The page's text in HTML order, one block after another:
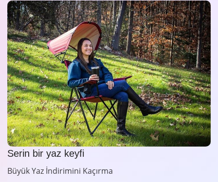
Serin bir yaz keyfi
Büyük Yaz İndirimini Kaçırma